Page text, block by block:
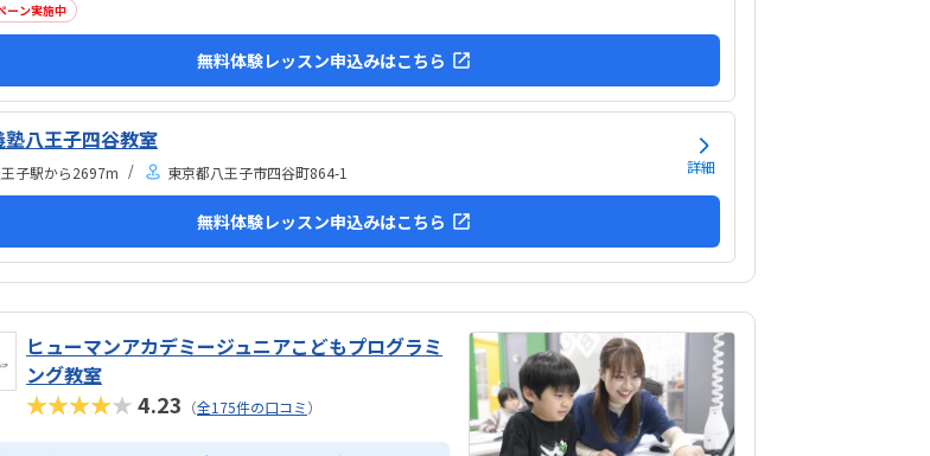
ーン実施中
無料体験レッスン申込みはこちら
塾八王子四谷教室
子駅から2697m 東京都八王子市四谷町864-1 詳細
無料体験レッスン申込みはこちら
ヒューマンアカデミージュニアこどもプログラミ
ング教室
★★★★★4.23 （全175件の口コミ）